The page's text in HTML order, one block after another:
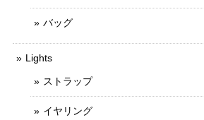
バッグ
Lights
ストラップ
イヤリング